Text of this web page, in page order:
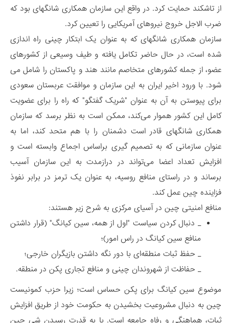
از تاشکند حمایت کرد. در واقع این سازمان همکاری شانگهای بود که
ضرب الاجل خروج نیروهای آمریکایی را تعیین کرد.
سازمان همکاری شانگهای که به عنوان یک ابتکار چینی راه اندازی
شده است، در حال حاضر تکامل یافته و طیف وسیعی از کشورهای
عضو، از جمله کشورهای متخاصم مانند هند و پاکستان را شامل می
شود. با ورود اخیر ایران به این سازمان و موافقت عربستان سعودی
برای پیوستن به آن به عنوان "شریک گفتگو" که راه را برای عضویت
کامل این کشور هموار می‌کند، ممکن است به نظر برسد که سازمان
همکاری شانگهای قادر است دشمنان را با هم متحد کند، اما به
عنوان سازمانی که به تصمیم گیری براساس اجماع وابسته است و
افزایش تعداد اعضا می‌تواند در درازمدت به این سازمان آسیب
برساند و در راستای منافع روسیه، به عنوان یک ترمز در برابر نفوذ
فزاینده چین عمل کند.
منافع امنیتی چین در آسیای مرکزی به شرح زیر هستند:
_ دنبال کردن سیاست "اول از همه، سین ​​کیانگ" (قرار داشتن
منافع سین کیانگ در راس امور)؛
_ حفظ ثبات منطقه‌ای با دور نگه داشتن بازیگران خارجی؛
_ حفاظت از شهروندان چینی و منافع تجاری پکن در منطقه.
موضوع سین کیانگ برای پکن حساس است؛ زیرا حزب کمونیست
چین به دنبال مشروعیت بخشیدن به حکومت خود از طریق افزایش
ثبات، هماهنگی و رفاه جامعه است. با به قدرت رسیدن شی جین